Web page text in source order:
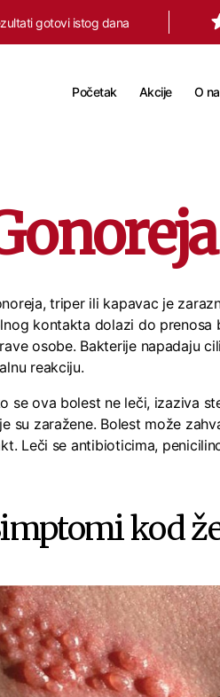
gotovi istog dana
Početak Akcije O
triper ili kapavac je
kontakta dolazi do prenosa
osobe. Bakterije napadaju
reakciju.
se ova bolest ne leči, izaziva
su zaražene. Bolest može
Leči se antibioticima,
kod